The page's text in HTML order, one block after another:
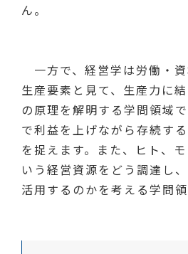
ん。
一方で、経営学は労働・
生産要素と見て、生産力に
の原理を解明する学問領域
で利益を上げながら存続す
を捉えます。また、ヒト、
いう経営資源をどう調達し
活用するのかを考える学問領